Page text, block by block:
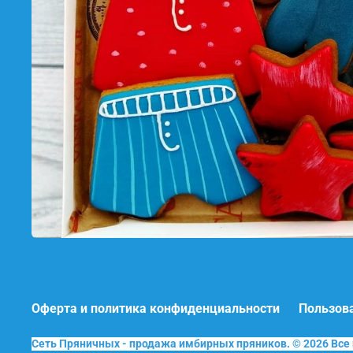
Оферта и политика конфиденциальности
Сеть Пряничных - продажа имбирных пряников. © 2026